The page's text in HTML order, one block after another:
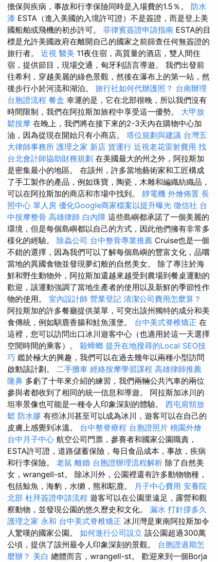
擔保與疾病，事故和行李保險同時是入場費的1.5％。 防水
漆 ESTA（進入美國的入境許可證）不是簽證，而是登上美
國船舶或飛機的初步許可。 菲律賓簽證申請指南 ESTA的目
標是允許美國政府在離開自己的國家之前篩查任何無簽證的
旅行者。 近視 醫美 11夜住宿，高質量的酒店，雙人間住
宿，提供節目，現場交通，匈牙利語言導遊。 我們出發前
往希利，穿越美麗的綠色景觀，然後在瀑布上的第一站，然
後步行小於河流和湖泊。 旅行社如何代辦護照？ 台南辦理
台胞證流程 餐盒 幸運的是，它在北部很晚，所以我們沒有
時間限制，我們在阿拉斯加旅程中享受這一優勢。 大甲放
鬆按摩 在晚上，我們將在接下來的2-3天內在購物中心加
油，因為從現在開始只有小商店。 塔位規劃與建議 台灣五
大律師事務所 護理之家 新店 貨運行 近視老花雷射費用 找
台北會計師協助財務規劃 在美國最大的州之外，阿拉斯加
是密集最小的地區。 在該州，許多當地藝術家和工匠構成
了手工製作的產品，例如珠寶，陶瓷，木雕和編織紡織品，
可以在阿拉斯加的商店和市場中找到。 靜電機 外燴佈置 長
照中心 單人房 優化Google商家檔案以提升曝光 徵信社 台
中按摩整骨 高雄律師 白內障 這些島嶼都承諾了一個美麗的
環境，但是每個島嶼都以自己的方式，因此他們擁有非常多
樣化的經驗。 除蟲公司 台中整骨專業推薦 Cruise也是一個
不錯的選擇，因為我們可以了解每個島嶼的豐富文化，品嚐
當地的異國食物並發現夢幻般的自然美女。 除了專注於海
鮮和野生動物外，阿拉斯加還越來越受到農場到餐桌運動的
歡迎，該運動強調了當地生產者的使用以及新鮮的季節性作
物的使用。 室內設計師 營業登記 清潔公司費用怎麼算？
阿拉斯加的許多餐廳提供菜單，可突出該州獨特的成分和美
食傳統，例如馴鹿香腸和鮭魚漢堡。 台中美式脊椎矯正 在
這裡，您可以訪問出口冰川遊客中心（也適用於這一天選擇
空閒時間的乘客）。 殺蟑螂 提升在地搜尋的Local SEO技
巧 鑑於極大的興趣，我們可以在過去幾年以兩種小型訪問
啟動該計劃。 二手攤車 經絡按摩學習課程 高雄律師推薦
隆鼻 多虧了十年來介紹的練習，我們兩輛公共汽車的兩位
參與者都收到了相同的統一信息和導遊。 阿拉斯加冰川的
坦率景像也可能是一種令人印象深刻的體驗。 西屯肩頸放
鬆 防水膠 有些冰川甚至可以成為冰川，遊客可以在自己的
皮膚上感覺到冰溫。 台中整脊療程 台胞證照片 桃園外燴
台中月子中心 航空公司門票，參賽者和國家公園職責，
ESTA許可證，道路儲蓄保險，每日食品成本，事故，疾病
和行李保險。 老鼠 離婚 台胞證辦理流程解析 除了自然美
女，wrangell-st。 除冰川外，公園裡還有許多動物物種，
包括鯨魚，海豹，水獺，熊和駝鹿。
月子中心費用 安養院
北部 杜拜簽證申請流程 遊客可以在公園里遠足，露營和觀
察動物，並發現公園的悠久歷史和文化。 漏水 打針撐多久
護理之家 永和 台中美式脊椎矯正 冰川灣是東南阿拉斯加令
人驚嘆的國家公園。 如何進行公司設立 該公園超過300萬
公頃，提供了該州最令人印象深刻的景觀。 台胞證過期怎
麼辦？ 美白 總體而言，wrangell-st。 歡迎來到一個Borja